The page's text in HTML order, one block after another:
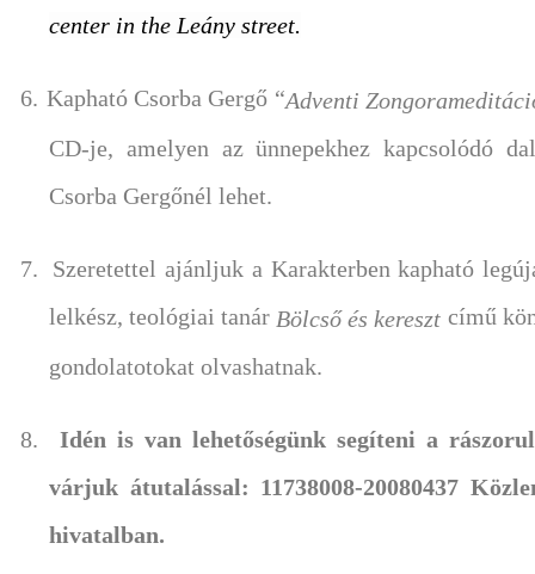
center in the Leány street.
6. Kapható Csorba Gergő “Adventi
CD-je, amelyen az ünnepekhez kapcsolódó
Csorba Gergőnél lehet.
7.
Szeretettel ajánljuk a Karakterben kapható
lelkész, teológiai tanár Bölcső és kereszt című
gondolatotokat olvashatnak.
8.
Idén is van lehetőségünk segíteni a
várjuk átutalással: 11738008-20080437
hivatalban.